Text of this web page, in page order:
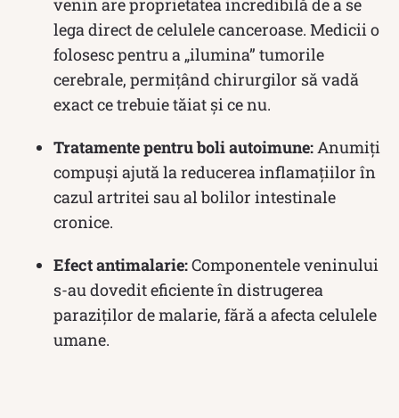
lega direct de celulele canceroase. Medicii o
folosesc pentru a „ilumina” tumorile
cerebrale, permițând chirurgilor să vadă
exact ce trebuie tăiat și ce nu.
Tratamente pentru boli autoimune: Anumiți
compuși ajută la reducerea inflamațiilor în
cazul artritei sau al bolilor intestinale
cronice.
Efect antimalarie:Componentele veninului
s-au dovedit eficiente în distrugerea
paraziților de malarie, fără a afecta celulele
umane.